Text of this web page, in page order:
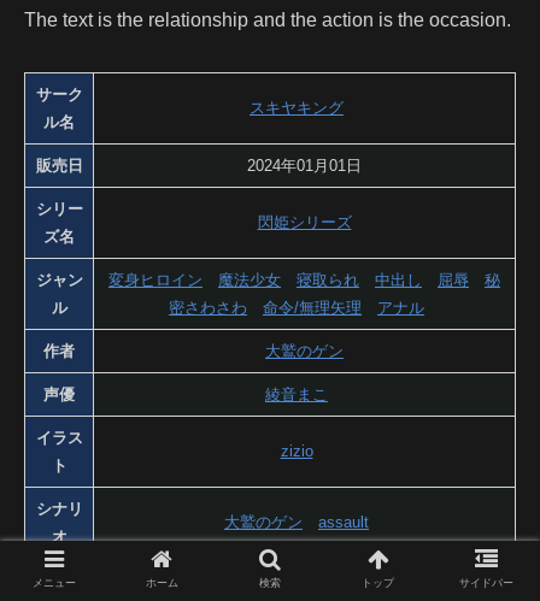
The text is the relationship and the action is the occasion.
サーク
ル名
スキヤキング
販売日 2024年01月01日
シリー
ズ名
閃姫シリーズ
ジャン
ル
変身ヒロイン 魔法少女 寝取られ 中出し 屈辱
秘
密さわさわ
命令/無理矢理 アナル
作者 大鷲のゲン
声優 綾音まこ
イラス
ト
zizio
シナリ
オ
大鷲のゲン assault
年齢指
メニュー ホーム 検索 トップ サイドバー